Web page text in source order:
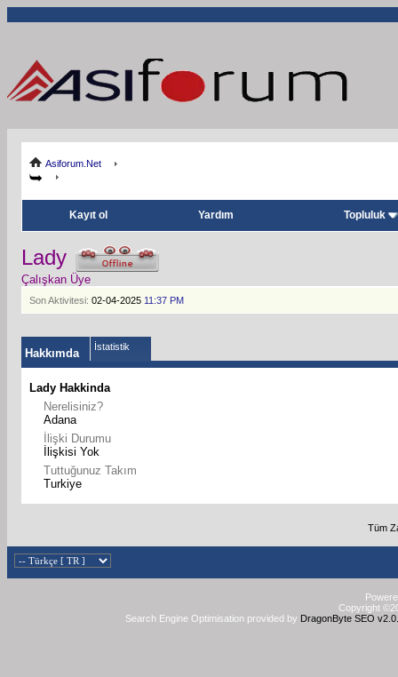
Asiforum.Net
Kayıt ol Yardım Topluluk
Lady
Çalışkan Üye
Son Aktivitesi: 02-04-2025 11:37 PM
Hakkımda İstatistik
Lady Hakkinda
Nerelisiniz?
Adana
İlişki Durumu
İlişkisi Yok
Tuttuğunuz Takım
Turkiye
Tüm
Copyright
Search Engine Optimisation provided by DragonByte SEO